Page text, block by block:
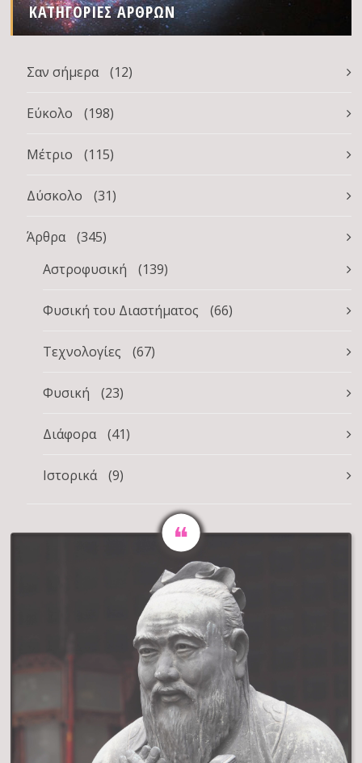
ΚΑΤΗΓΟΡΊΕΣ ΆΡΘΡΩΝ
Σαν σήμερα (12)
Εύκολο (198)
Μέτριο (115)
Δύσκολο (31)
Άρθρα
(345)
Αστροφυσική
(139)
Φυσική του Διαστήματος (66)
Τεχνολογίες (67)
Φυσική (23)
Διάφορα (41)
Ιστορικά (9)